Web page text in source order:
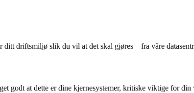
driftsmiljø slik du vil at det skal gjøres – fra våre
godt at dette er dine kjernesystemer, kritiske viktige for